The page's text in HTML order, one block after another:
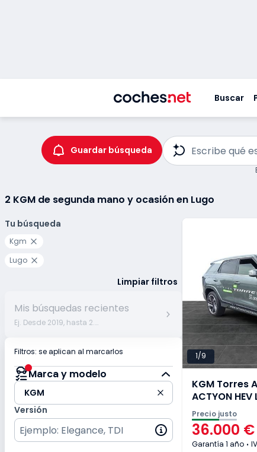
Buscar
Guardar búsqueda
2 KGM de segunda mano y ocasión en Lugo
Tu búsqueda
Kgm
Lugo
Limpiar filtros
Mis búsquedas recientes
Filtros: se aplican al marcarlos
Marca y modelo 1 filtro aplicado
Marca y modelo
Marca y modelo
KGM
Versión
KGM Torres
ACTYON HEV
Precio justo
36.000 €
Garantía 1 año
1/9